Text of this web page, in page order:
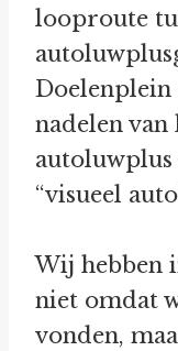
looproute
Doelenplein
nadelen van
“visueel
Wij hebben
niet omdat
vonden,